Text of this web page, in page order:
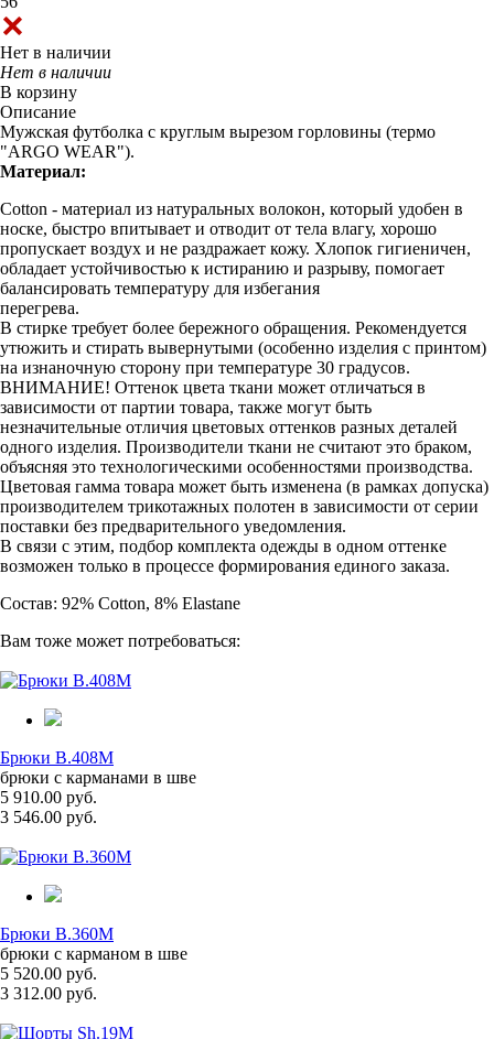
Нет в наличии
Нет в наличии
В корзину
Описание
Мужская футболка с круглым вырезом горловины (термо
"ARGO WEAR").
Материал:
Cotton - материал из натуральных волокон, который удобен в
носке, быстро впитывает и отводит от тела влагу, хорошо
пропускает воздух и не раздражает кожу. Хлопок гигиеничен,
обладает устойчивостью к истиранию и разрыву, помогает
балансировать температуру для избегания
перегрева.
В стирке требует более бережного обращения. Рекомендуется
утюжить и стирать вывернутыми (особенно изделия с принтом)
на изнаночную сторону при температуре 30 градусов.
ВНИМАНИЕ! Оттенок цвета ткани может отличаться в
зависимости от партии товара, также могут быть
незначительные отличия цветовых оттенков разных деталей
одного изделия. Производители ткани не считают это браком,
объясняя это технологическими особенностями производства.
Цветовая гамма товара может быть изменена (в рамках допуска)
производителем трикотажных полотен в зависимости от серии
поставки без предварительного уведомления.
В связи с этим, подбор комплекта одежды в одном оттенке
возможен только в процессе формирования единого заказа.
Состав: 92% Cotton, 8% Elastane
Вам тоже может потребоваться:
Брюки B.408M
брюки с карманами в шве
5 910.00 руб.
3 546.00 руб.
Брюки B.360M
брюки с карманом в шве
5 520.00 руб.
3 312.00 руб.